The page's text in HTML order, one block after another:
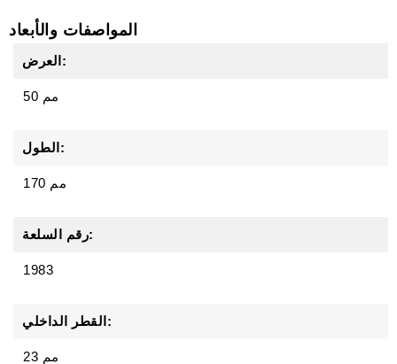
المواصفات والأبعاد
العرض:
50 مم
الطول:
170 مم
رقم السلعة:
1983
القطر الداخلي:
23 مم